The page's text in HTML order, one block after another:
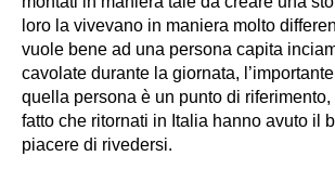
loro la vivevano in maniera molto
vuole bene ad una persona capita
cavolate durante la giornata,
quella persona è un punto di riferimento,
fatto che ritornati in Italia hanno avuto il
piacere di rivedersi.